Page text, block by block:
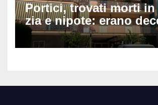
Portici, trovati morti in
zia e nipote: erano
da giorni, il caldo tra le
ipotesi al vaglio